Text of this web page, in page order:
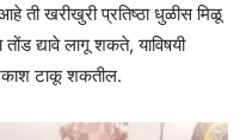
ती खरीखुरी प्रतिष्ठा धुळीस मिळू
द्यावे लागू शकते, याविषयी
टाकू शकतील.